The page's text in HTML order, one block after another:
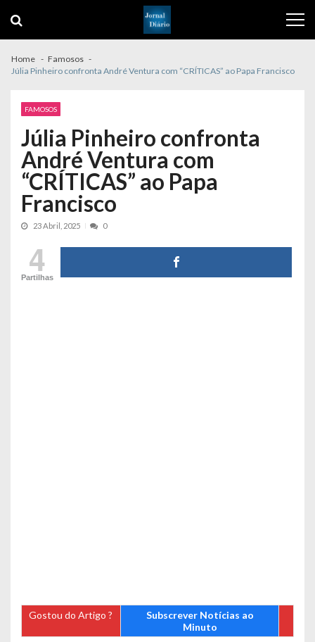
navigation
content
Home
Famosos
Júlia Pinheiro confronta André Ventura com “CRÍTICAS” ao Papa Francisco
FAMOSOS
Júlia Pinheiro confronta
André Ventura com
“CRÍTICAS” ao Papa
Francisco
23 Abril, 2025 0
4
Partilhas
Gostou do Artigo ?
Subscrever Notícias ao
Minuto